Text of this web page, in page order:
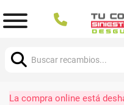
La compra online está